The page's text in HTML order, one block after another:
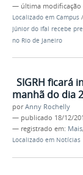
— última modificação
Localizado em Campus /
Júnior do Ifal recebe
no Rio de Janeiro
SIGRH ficará
manhã do dia
porAnny Rochelly
— publicado 18/12/
— registrado em: Mais,
Localizado em Notícias